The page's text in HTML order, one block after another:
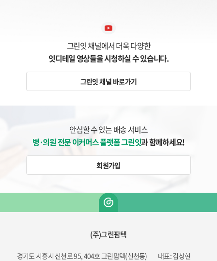
그린잇 채널에서 더욱 다양한
잇디테일 영상들을 시청하실 수 있습니다.
그린잇 채널 바로가기
안심할 수 있는 배송 서비스
병·의원 전문 이커머스 플랫폼 그린잇과 함께하세요!
회원가입
(주)그린팜텍
경기도 시흥시 신천로 95, 404호 그린팜텍(신천동) 대표: 김상현